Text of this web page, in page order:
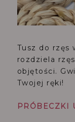
Tusz do rzęs
rozdziela
objętości.
Twojej ręki!
PRÓBECZKI